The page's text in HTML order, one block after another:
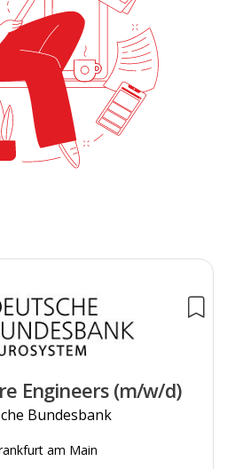
Engineers (m/w/d)
Bundesbank
am Main